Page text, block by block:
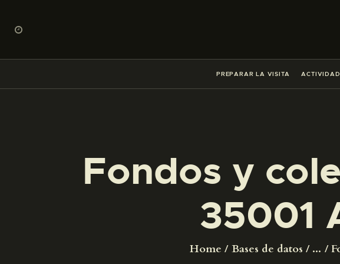
PREPARAR LA VISITA
Fondos y
35001
Home Bases de datos ...
█
DIDÁCTICA
ESPAÑOL